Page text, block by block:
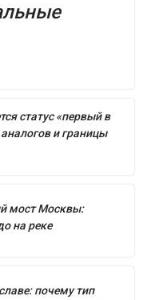
статус «первый в
и границы
мост Москвы:
на реке
почему тип